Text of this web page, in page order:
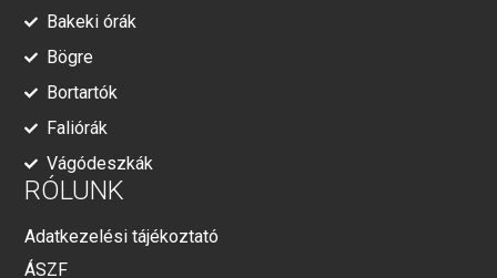
Bakeki órák
Bögre
Bortartók
Faliórák
Vágódeszkák
RÓLUNK
Adatkezelési tájékoztató
ÁSZF